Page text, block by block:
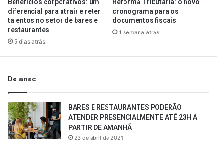
Benefícios corporativos: um
diferencial para atrair e reter
talentos no setor de bares e
restaurantes
5 dias atrás
Reforma Tributária: o novo
cronograma para os
documentos fiscais
1 semana atrás
De anac
BARES E RESTAURANTES PODERÃO
ATENDER PRESENCIALMENTE ATÉ 23H A
PARTIR DE AMANHÃ
23 de abril de 2021